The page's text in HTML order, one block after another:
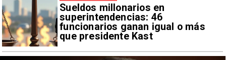
Sueldos millonarios en
superintendencias: 46
funcionarios ganan igual o más
que presidente Kast